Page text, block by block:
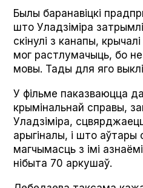
Былы баранавіцкі
што Уладзіміра
скінулі з канапы,
мог растлумачыць, бо
мовы. Тады для яго
У фільме паказваюцца
крымінальнай справы,
Уладзіміра,
арыгіналы, і што аўтары
магчымасць з імі
нібыта 70 аркушаў.